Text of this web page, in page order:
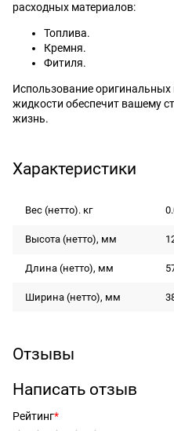
расходных материалов:
Топлива.
Кремня.
Фитиля.
Использование
жидкости обеспечит вашему
жизнь.
Характеристики
Вес (нетто). кг
Высота (нетто), мм
Длина (нетто), мм
Ширина (нетто), мм
Отзывы
Написать отзыв
Рейтинг